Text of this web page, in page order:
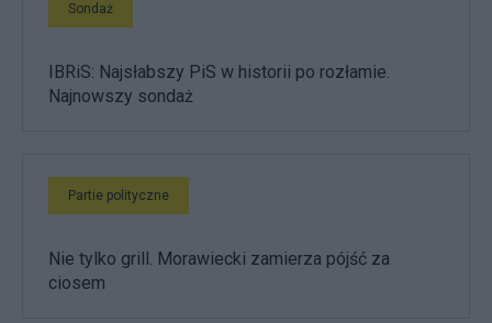
Sondaż
IBRiS: Najsłabszy PiS w historii po rozłamie.
Najnowszy sondaż
Partie polityczne
Nie tylko grill. Morawiecki zamierza pójść za
ciosem